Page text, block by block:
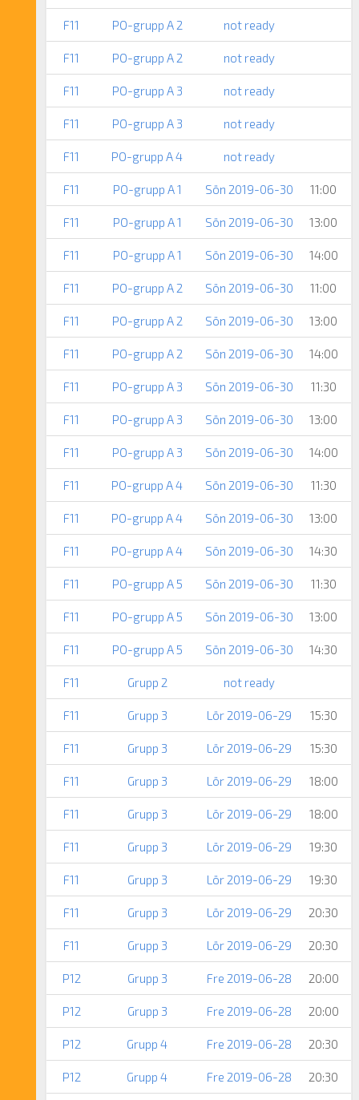
F11 PO-grupp A 2 not ready
F11 PO-grupp A 2 not ready
F11 PO-grupp A 3 not ready
F11 PO-grupp A 3 not ready
F11 PO-grupp A 4 not ready
F11 PO-grupp A 1 Sön 2019-06-30 11:00
F11 PO-grupp A 1 Sön 2019-06-30 13:00
F11 PO-grupp A 1 Sön 2019-06-30 14:00
F11 PO-grupp A 2 Sön 2019-06-30 11:00
F11 PO-grupp A 2 Sön 2019-06-30 13:00
F11 PO-grupp A 2 Sön 2019-06-30 14:00
F11 PO-grupp A 3 Sön 2019-06-30 11:30
F11 PO-grupp A 3 Sön 2019-06-30 13:00
F11 PO-grupp A 3 Sön 2019-06-30 14:00
F11 PO-grupp A 4 Sön 2019-06-30 11:30
F11 PO-grupp A 4 Sön 2019-06-30 13:00
F11 PO-grupp A 4 Sön 2019-06-30 14:30
F11 PO-grupp A 5 Sön 2019-06-30 11:30
F11 PO-grupp A 5 Sön 2019-06-30 13:00
F11 PO-grupp A 5 Sön 2019-06-30 14:30
F11 Grupp 2 not ready
F11 Grupp 3 Lör 2019-06-29 15:30
F11 Grupp 3 Lör 2019-06-29 15:30
F11 Grupp 3 Lör 2019-06-29 18:00
F11 Grupp 3 Lör 2019-06-29 18:00
F11 Grupp 3 Lör 2019-06-29 19:30
F11 Grupp 3 Lör 2019-06-29 19:30
F11 Grupp 3 Lör 2019-06-29 20:30
F11 Grupp 3 Lör 2019-06-29 20:30
P12 Grupp 3 Fre 2019-06-28 20:00
P12 Grupp 3 Fre 2019-06-28 20:00
P12 Grupp 4 Fre 2019-06-28 20:30
P12 Grupp 4 Fre 2019-06-28 20:30